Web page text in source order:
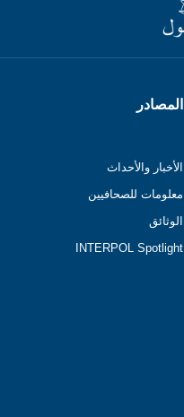
المصادر
الأخبار والأحداث
معلومات للصحافيين
الوثائق
INTERPOL Spotlight